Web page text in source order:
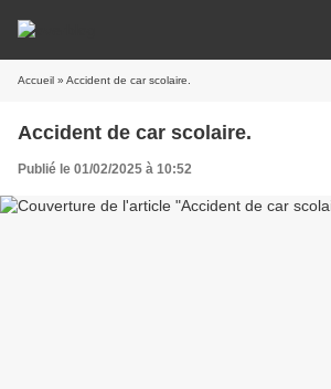
Accueil » Accident de car scolaire.
Accident de car scolaire.
Publié le 01/02/2025 à 10:52